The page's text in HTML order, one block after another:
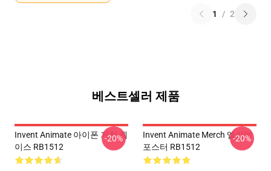
1 / 2
베스트셀러 제품
Invent Animate 아이폰 거친 케
이스 RB1512
-20%
Invent Animate Merch 엘리엄
포스터 RB1512
-20%